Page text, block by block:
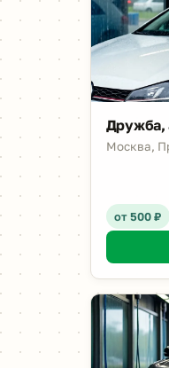
Дружба,
Москва,
от 500 ₽